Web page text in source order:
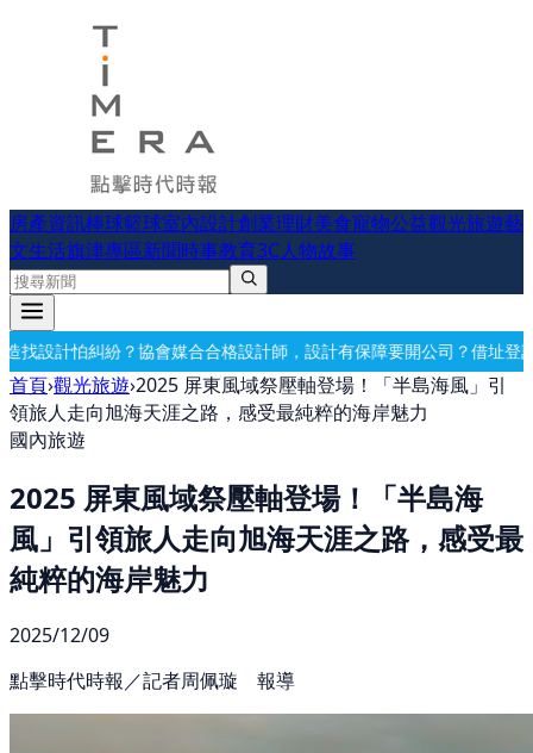
房產資訊棒球籃球室內設計創業理財美食寵物公益觀光旅遊藝
文生活旗津專區新聞時事教育3C人物故事
合格設計師，設計有保障要開公司？借址登記・公司設立・工商登記
首頁›觀光旅遊›2025 屏東風域祭壓軸登場！「半島海風」引
領旅人走向旭海天涯之路，感受最純粹的海岸魅力
國內旅遊
2025 屏東風域祭壓軸登場！「半島海
風」引領旅人走向旭海天涯之路，感受最
純粹的海岸魅力
2025/12/09
點擊時代時報／記者周佩璇 報導